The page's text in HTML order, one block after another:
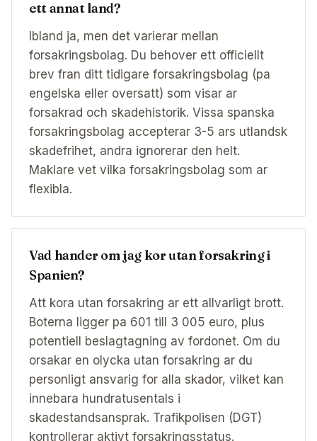
ett annat land?
Ibland ja, men det varierar mellan
forsakringsbolag. Du behover ett officiellt
brev fran ditt tidigare forsakringsbolag (pa
engelska eller oversatt) som visar ar
forsakrad och skadehistorik. Vissa spanska
forsakringsbolag accepterar 3-5 ars utlandsk
skadefrihet, andra ignorerar den helt.
Maklare vet vilka forsakringsbolag som ar
flexibla.
Vad hander om jag kor utan forsakring i
Spanien?
Att kora utan forsakring ar ett allvarligt brott.
Boterna ligger pa 601 till 3 005 euro, plus
potentiell beslagtagning av fordonet. Om du
orsakar en olycka utan forsakring ar du
personligt ansvarig for alla skador, vilket kan
innebara hundratusentals i
skadestandsansprak. Trafikpolisen (DGT)
kontrollerar aktivt forsakringsstatus.